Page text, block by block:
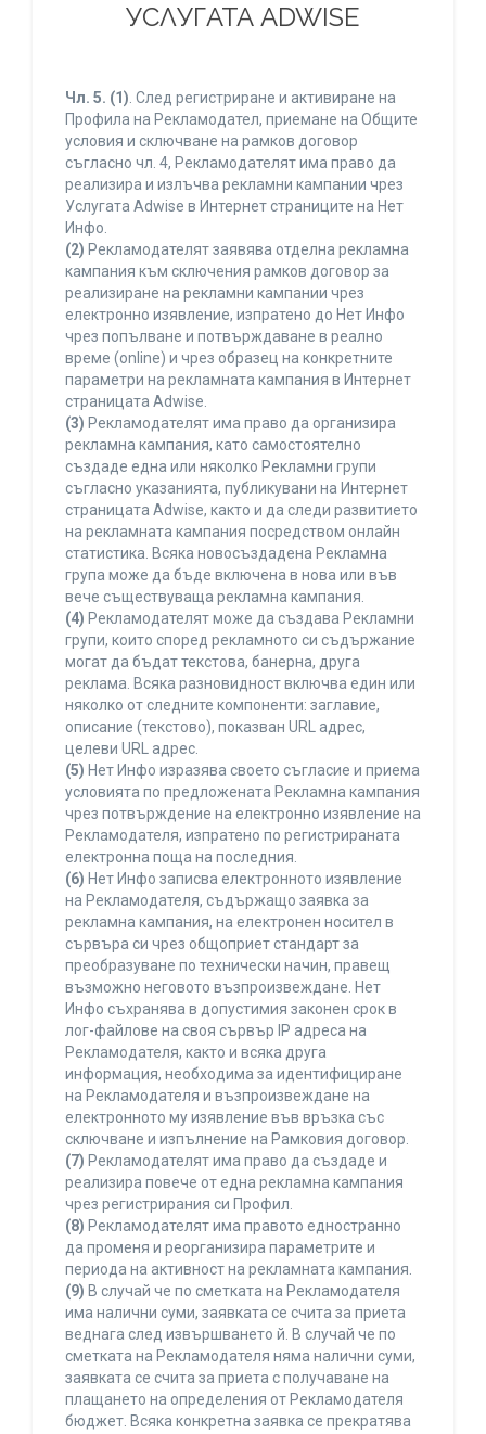
УСЛУГАТА ADWISE
Чл. 5. (1). След регистриране и активиране на
Профила на Рекламодател, приемане на Общите
условия и сключване на рамков договор
съгласно чл. 4, Рекламодателят има право да
реализира и излъчва рекламни кампании чрез
Услугата Adwise в Интернет страниците на Нет
Инфо.
(2) Рекламодателят заявява отделна рекламна
кампания към сключения рамков договор за
реализиране на рекламни кампании чрез
електронно изявление, изпратено до Нет Инфо
чрез попълване и потвърждаване в реално
време (online) и чрез образец на конкретните
параметри на рекламната кампания в Интернет
страницата Adwise.
(3) Рекламодателят има право да организира
рекламна кампания, като самостоятелно
създаде една или няколко Рекламни групи
съгласно указанията, публикувани на Интернет
страницата Adwise, както и да следи развитието
на рекламната кампания посредством онлайн
статистика. Всяка новосъздадена Рекламна
група може да бъде включена в нова или във
вече съществуваща рекламна кампания.
(4) Рекламодателят може да създава Рекламни
групи, които според рекламното си съдържание
могат да бъдат текстова, банерна, друга
реклама. Всяка разновидност включва един или
няколко от следните компоненти: заглавие,
описание (текстово), показван URL адрес,
целеви URL адрес.
(5) Нет Инфо изразява своето съгласие и приема
условията по предложената Рекламна кампания
чрез потвърждение на електронно изявление на
Рекламодателя, изпратено по регистрираната
електронна поща на последния.
(6) Нет Инфо записва електронното изявление
на Рекламодателя, съдържащо заявка за
рекламна кампания, на електронен носител в
сървъра си чрез общоприет стандарт за
преобразуване по технически начин, правещ
възможно неговото възпроизвеждане. Нет
Инфо съхранява в допустимия законен срок в
лог-файлове на своя сървър IP адреса на
Рекламодателя, както и всяка друга
информация, необходима за идентифициране
на Рекламодателя и възпроизвеждане на
електронното му изявление във връзка със
сключване и изпълнение на Рамковия договор.
(7) Рекламодателят има право да създаде и
реализира повече от една рекламна кампания
чрез регистрирания си Профил.
(8) Рекламодателят има правото едностранно
да променя и реорганизира параметрите и
периода на активност на рекламната кампания.
(9) В случай че по сметката на Рекламодателя
има налични суми, заявката се счита за приета
веднага след извършването й. В случай че по
сметката на Рекламодателя няма налични суми,
заявката се счита за приета с получаване на
плащането на определения от Рекламодателя
бюджет. Всяка конкретна заявка се прекратява